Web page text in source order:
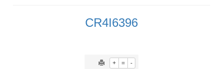
CR4I6396
+ = -